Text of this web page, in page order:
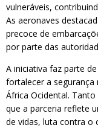
vulneráveis,
As aeronaves
precoce de
por parte das
A iniciativa faz parte
fortalecer a
África Ocidental.
que a parceria reflete
de vidas, luta contra o